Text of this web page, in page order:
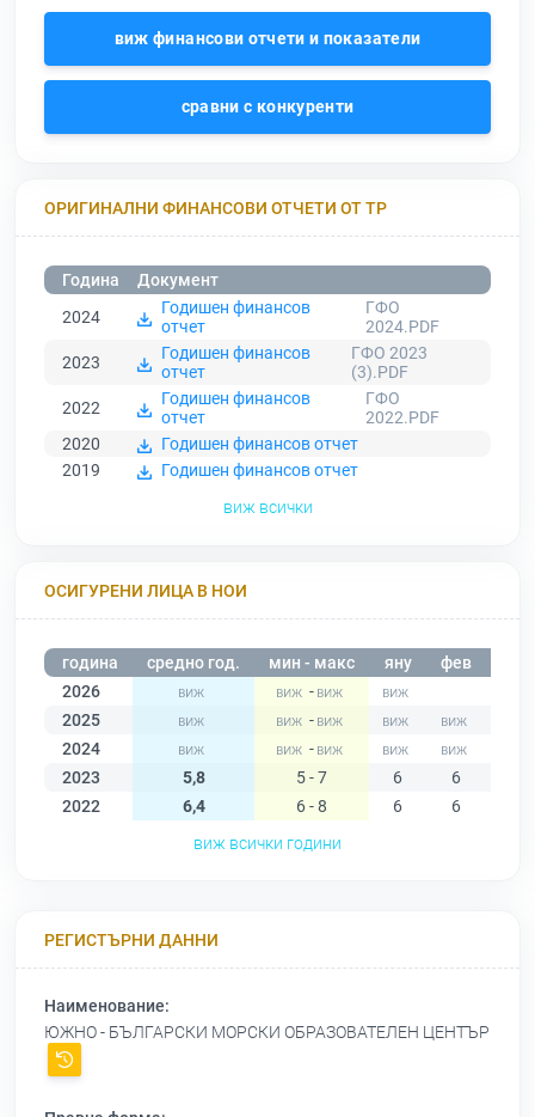
виж финансови отчети и показатели
сравни с конкуренти
ОРИГИНАЛНИ ФИНАНСОВИ ОТЧЕТИ ОТ ТР
Година
Документ
2024
Годишен финансов
отчет
ГФО
2024.PDF
2023
Годишен финансов
отчет
ГФО 2023
(3).PDF
2022
Годишен финансов
отчет
ГФО
2022.PDF
2020
Годишен финансов отчет
2019
Годишен финансов отчет
виж всички
ОСИГУРЕНИ ЛИЦА В НОИ
година средно год. мин - макс яну фев
2026
-
2025
-
2024
-
2023
5,8 5 - 7 6 6
2022
6,4 6 - 8 6 6
виж всички години
РЕГИСТЪРНИ ДАННИ
Наименование:
ЮЖНО - БЪЛГАРСКИ МОРСКИ ОБРАЗОВАТЕЛЕН ЦЕНТЪР